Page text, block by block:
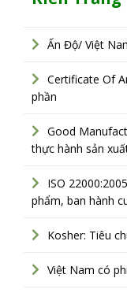
Ấn Độ/ Việt
Certificate Of
phần
Good
thực hành sản
ISO
phẩm, ban hành
Kosher: Tiêu
Việt Nam có